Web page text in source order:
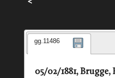
<
gg.11486
05/02/1881,